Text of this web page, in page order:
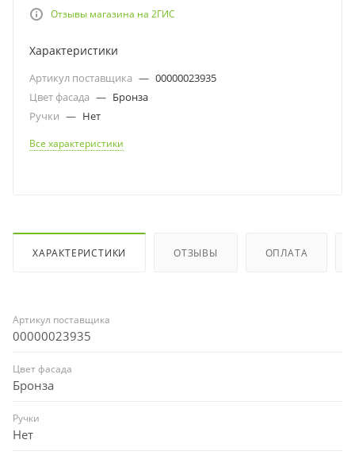
Отзывы магазина на 2ГИС
Характеристики
Артикул поставщика — 00000023935
Цвет фасада — Бронза
Ручки — Нет
Все характеристики
ХАРАКТЕРИСТИКИ ОТЗЫВЫ ОПЛАТА
Артикул поставщика
00000023935
Цвет фасада
Бронза
Ручки
Нет